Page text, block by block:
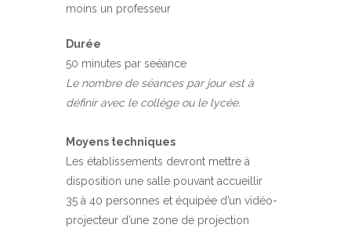
moins un professeur
Durée
50 minutes par seéance
Le nombre de séances par jour est à
définir avec le collège ou le lycée.
Moyens techniques
Les établissements devront mettre à
disposition une salle pouvant accueillir
35 à 40 personnes et équipée d’un vidéo-
projecteur d’une zone de projection